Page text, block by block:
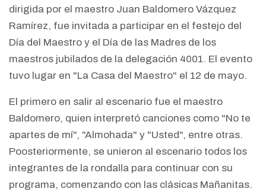
dirigida por el maestro Juan Baldomero Vázquez
Ramírez, fue invitada a participar en el festejo del
Día del Maestro y el Día de las Madres de los
maestros jubilados de la delegación 4001. El evento
tuvo lugar en "La Casa del Maestro" el 12 de mayo.
El primero en salir al escenario fue el maestro
Baldomero, quien interpretó canciones como "No te
apartes de mí", "Almohada" y "Usted", entre otras.
Poosteriormente, se unieron al escenario todos los
integrantes de la rondalla para continuar con su
programa, comenzando con las clásicas Mañanitas.